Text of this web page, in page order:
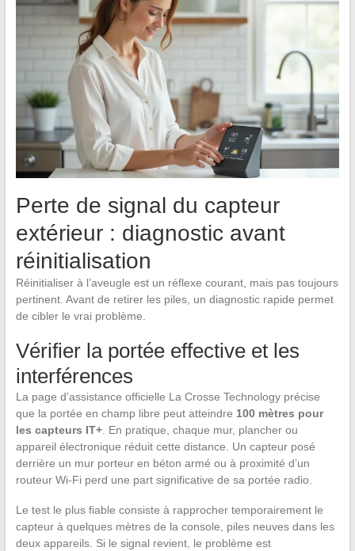
Perte de signal du capteur
extérieur : diagnostic avant
réinitialisation
Réinitialiser à l’aveugle est un réflexe courant, mais pas toujours
pertinent. Avant de retirer les piles, un diagnostic rapide permet
de cibler le vrai problème.
Vérifier la portée effective et les
interférences
La page d’assistance officielle La Crosse Technology précise
que la portée en champ libre peut atteindre 100 mètres pour
les capteurs IT+. En pratique, chaque mur, plancher ou
appareil électronique réduit cette distance. Un capteur posé
derrière un mur porteur en béton armé ou à proximité d’un
routeur Wi-Fi perd une part significative de sa portée radio.
Le test le plus fiable consiste à rapprocher temporairement le
capteur à quelques mètres de la console, piles neuves dans les
deux appareils. Si le signal revient, le problème est